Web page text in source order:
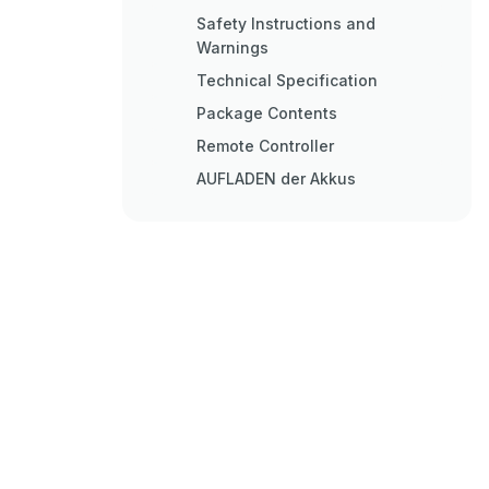
Safety Instructions and
Warnings
Technical Specification
Package Contents
Remote Controller
AUFLADEN der Akkus